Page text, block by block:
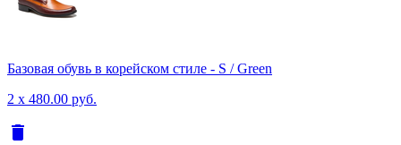
Базовая обувь в корейском стиле - S / Green
2 x 480.00 руб.
delete